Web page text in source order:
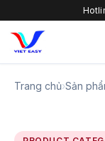
Trang chủ›Sản